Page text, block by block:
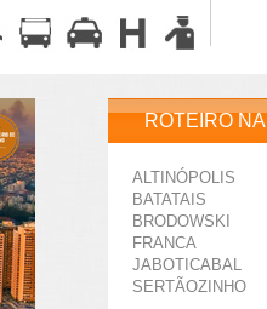
ROTEIRO
ALTINÓPOLIS
BATATAIS
BRODOWSKI
FRANCA
JABOTICABAL
SERTÃOZINHO